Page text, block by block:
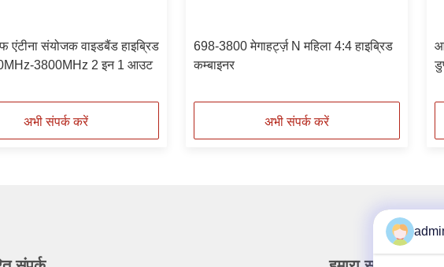
एंटीना संयोजक वाइडबैंड हाइब्रिड
3800MHz 2 इन 1 आउट
अभी संपर्क करें
698-3800 मेगाहर्ट्ज़ N महिला 4:4 हाइब्रिड
कम्बाइनर
अभी संपर्क करें